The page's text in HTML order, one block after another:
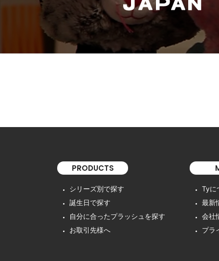
PRODUCTS
シリーズ別で探す
誕生日で探す
自分に合ったプラッシュを探す
お取引先様へ
Tyに
最新
会社
プラ